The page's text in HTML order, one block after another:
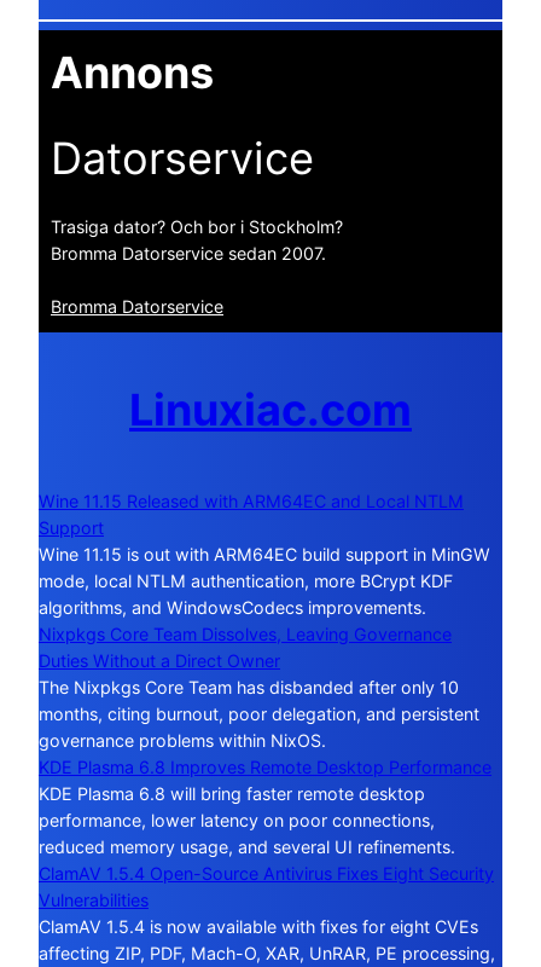
Annons
Datorservice
Trasiga dator? Och bor i Stockholm?
Bromma Datorservice sedan 2007.
Bromma Datorservice
Linuxiac.com
Wine 11.15 Released with ARM64EC and Local NTLM
Support
Wine 11.15 is out with ARM64EC build support in MinGW
mode, local NTLM authentication, more BCrypt KDF
algorithms, and WindowsCodecs improvements.
Nixpkgs Core Team Dissolves, Leaving Governance
Duties Without a Direct Owner
The Nixpkgs Core Team has disbanded after only 10
months, citing burnout, poor delegation, and persistent
governance problems within NixOS.
KDE Plasma 6.8 Improves Remote Desktop Performance
KDE Plasma 6.8 will bring faster remote desktop
performance, lower latency on poor connections,
reduced memory usage, and several UI refinements.
ClamAV 1.5.4 Open-Source Antivirus Fixes Eight Security
Vulnerabilities
ClamAV 1.5.4 is now available with fixes for eight CVEs
affecting ZIP, PDF, Mach-O, XAR, UnRAR, PE processing,